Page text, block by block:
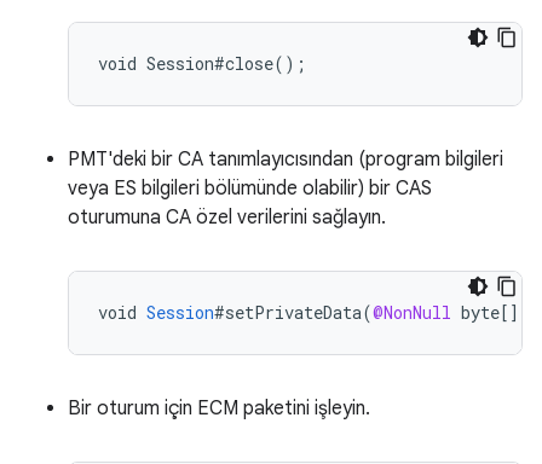
PMT'deki bir CA tanımlayıcısından (program bilgileri
veya ES bilgileri bölümünde olabilir) bir CAS
oturumuna CA özel verilerini sağlayın.
void Session#setPrivateData(@NonNull byte[]
Bir oturum için ECM paketini işleyin.